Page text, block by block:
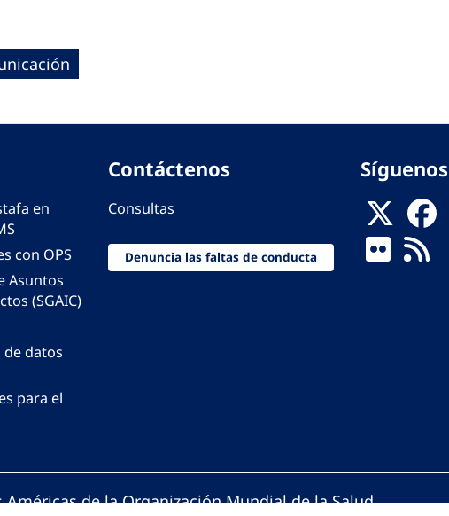
en
con OPS
Asuntos
(SGAIC)
datos
para el
Contáctenos
Consultas
Denuncia las faltas de conducta
Síguenos
de la Organización Mundial de la Salud